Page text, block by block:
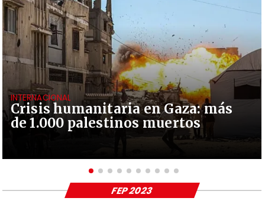
Crisis humanitaria en Gaza: más
de 1.000 palestinos muertos
INTERNACIONAL
FEP 2023